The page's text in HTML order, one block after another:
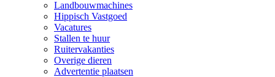
Landbouwmachines
Hippisch Vastgoed
Vacatures
Stallen te huur
Ruitervakanties
Overige dieren
Advertentie plaatsen